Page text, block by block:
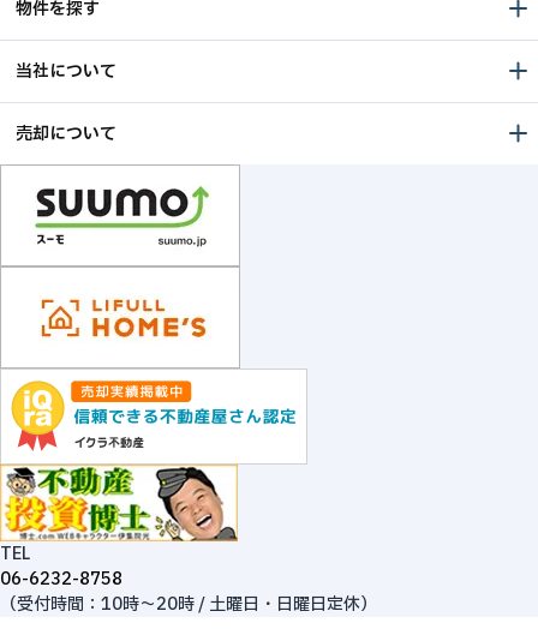
物件を探す
当社について
売却について
TEL
06-6232-8758
（受付時間：10時～20時 / 土曜日・日曜日定休）